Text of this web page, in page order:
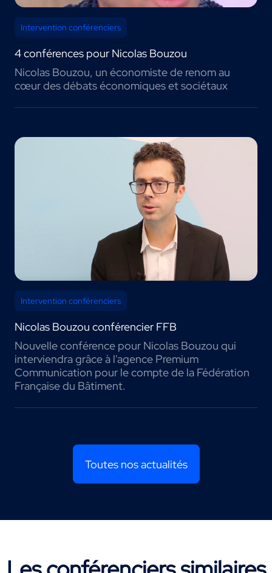
Intervention conférenciers
4 conférences pour Nicolas Bouzou
Nicolas Bouzou, un économiste de renom au
cœur des débats économiques et sociétaux
Intervention conférenciers
Nicolas Bouzou conférencier FFB
Nouvelle conférence pour Nicolas Bouzou qui
interviendra grâce à l'agence Premium
Communication pour le compte de la Fédération
Française du Bâtiment.
Toutes nos actualités